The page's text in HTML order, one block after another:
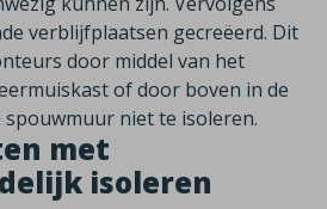
verblijfplaatsen gecreëerd. Dit
door middel van het
of door boven in de
spouwmuur niet te isoleren.
met
isoleren